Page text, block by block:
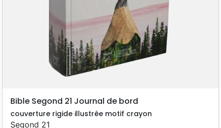
Bible Segond 21 Journal de bord
couverture rigide illustrée motif crayon
Segond 21